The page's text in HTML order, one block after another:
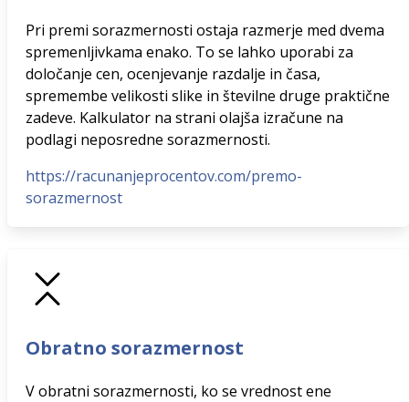
Pri premi sorazmernosti ostaja razmerje med dvema
spremenljivkama enako. To se lahko uporabi za
določanje cen, ocenjevanje razdalje in časa,
spremembe velikosti slike in številne druge praktične
zadeve. Kalkulator na strani olajša izračune na
podlagi neposredne sorazmernosti.
https://racunanjeprocentov.com/premo-
sorazmernost
Obratno sorazmernost
V obratni sorazmernosti, ko se vrednost ene